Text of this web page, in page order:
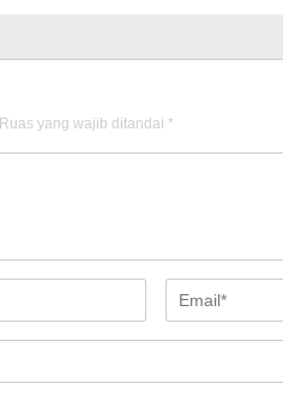
Ruas yang wajib ditandai *